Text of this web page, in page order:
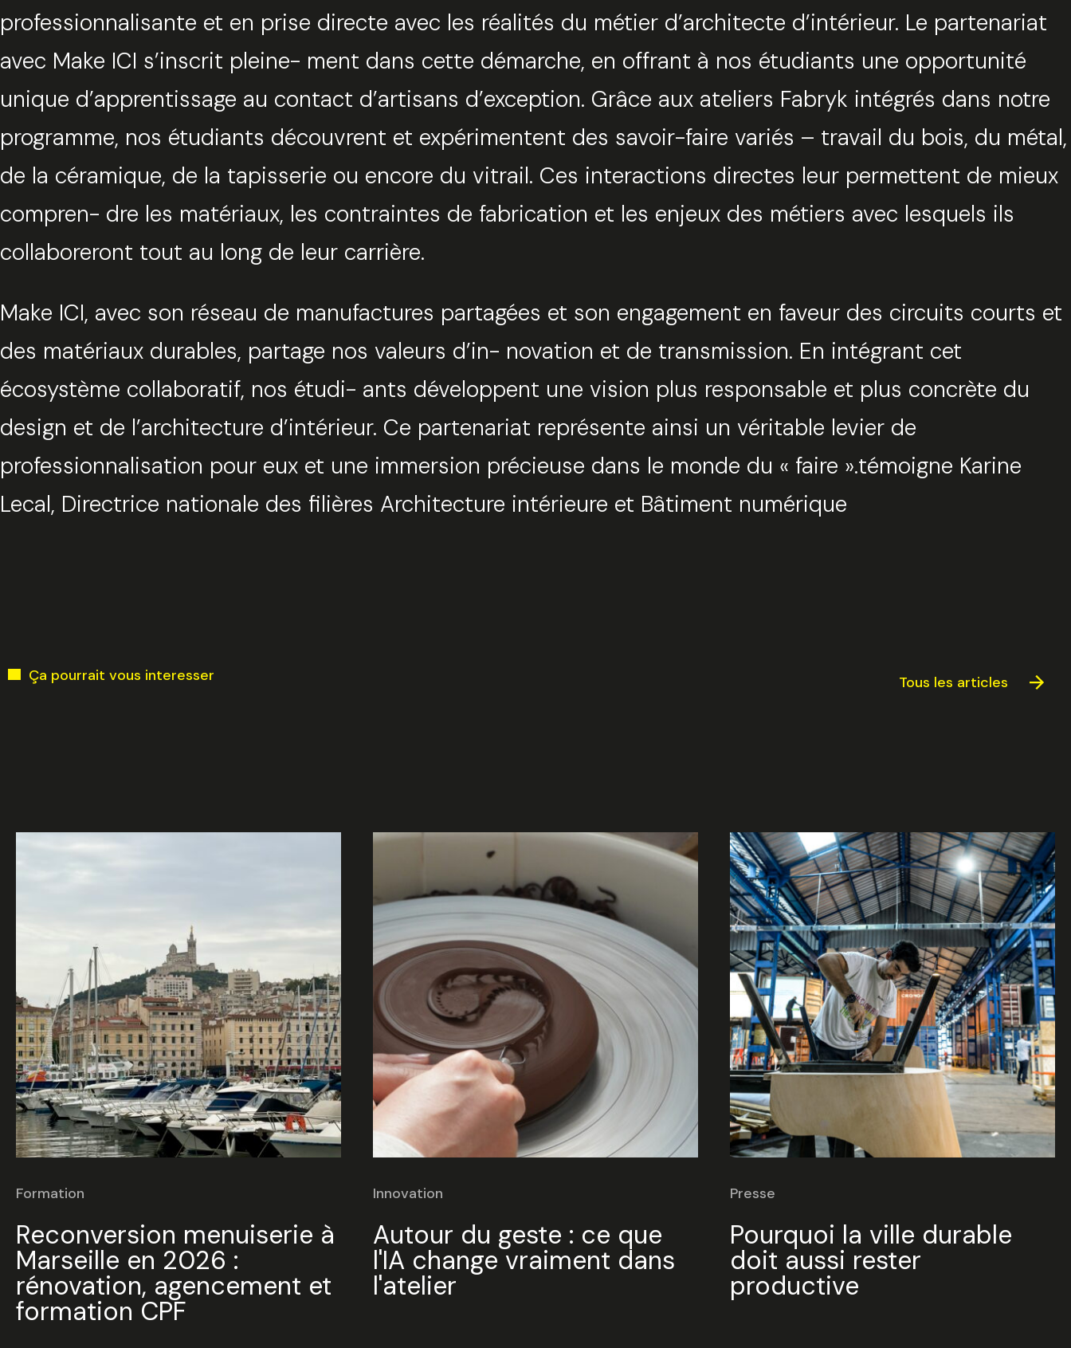
professionnalisante et en prise directe avec les réalités du métier d’architecte d’intérieur. Le partenariat
avec Make ICI s’inscrit pleine- ment dans cette démarche, en offrant à nos étudiants une opportunité
unique d’apprentissage au contact d’artisans d’exception. Grâce aux ateliers Fabryk intégrés dans notre
programme, nos étudiants découvrent et expérimentent des savoir-faire variés – travail du bois, du métal,
de la céramique, de la tapisserie ou encore du vitrail. Ces interactions directes leur permettent de mieux
compren- dre les matériaux, les contraintes de fabrication et les enjeux des métiers avec lesquels ils
collaboreront tout au long de leur carrière.
Make ICI, avec son réseau de manufactures partagées et son engagement en faveur des circuits courts et
des matériaux durables, partage nos valeurs d’in- novation et de transmission. En intégrant cet
écosystème collaboratif, nos étudi- ants développent une vision plus responsable et plus concrète du
design et de l’architecture d’intérieur. Ce partenariat représente ainsi un véritable levier de
professionnalisation pour eux et une immersion précieuse dans le monde du « faire ».témoigne Karine
Lecal, Directrice nationale des filières Architecture intérieure et Bâtiment numérique
Ça pourrait vous interesser Tous les articles
Formation
Reconversion menuiserie à
Marseille en 2026 :
rénovation, agencement et
formation CPF
Innovation
Autour du geste : ce que
l'IA change vraiment dans
l'atelier
Presse
Pourquoi la ville durable
doit aussi rester
productive
Fermer
Trouvez votre session
Sélectionnez une manufacture
Sélectionnez une durée
Valider